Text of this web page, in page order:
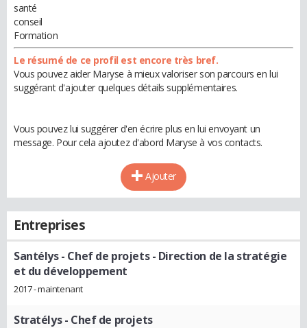
santé
conseil
Formation
Le résumé de ce profil est encore très bref.
Vous pouvez aider Maryse à mieux valoriser son parcours en lui
suggérant d'ajouter quelques détails supplémentaires.
Vous pouvez lui suggérer d'en écrire plus en lui envoyant un
message. Pour cela ajoutez d'abord Maryse à vos contacts.
Ajouter
Entreprises
Santélys- Chef de projets - Direction de la stratégie
et du développement
2017 - maintenant
Stratélys- Chef de projets